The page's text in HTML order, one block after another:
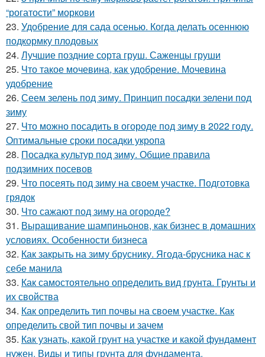
“рогатости” моркови
23. Удобрение для сада осенью. Когда делать осеннюю
подкормку плодовых
24. Лучшие поздние сорта груш. Саженцы груши
25. Что такое мочевина, как удобрение. Мочевина
удобрение
26. Сеем зелень под зиму. Принцип посадки зелени под
зиму
27. Что можно посадить в огороде под зиму в 2022 году.
Оптимальные сроки посадки укропа
28. Посадка культур под зиму. Общие правила
подзимних посевов
29. Что посеять под зиму на своем участке. Подготовка
грядок
30. Что сажают под зиму на огороде?
31. Выращивание шампиньонов, как бизнес в домашних
условиях. Особенности бизнеса
32. Как закрыть на зиму бруснику. Ягода-брусника нас к
себе манила
33. Как самостоятельно определить вид грунта. Грунты и
их свойства
34. Как определить тип почвы на своем участке. Как
определить свой тип почвы и зачем
35. Как узнать, какой грунт на участке и какой фундамент
нужен. Виды и типы грунта для фундамента.